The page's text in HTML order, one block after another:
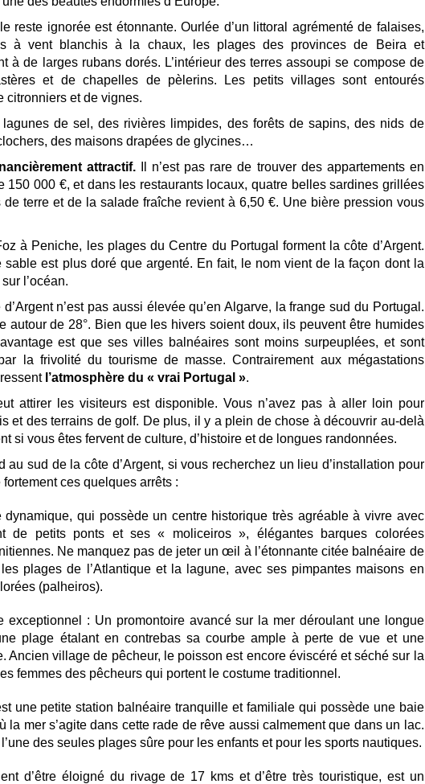
reste ignorée est étonnante. Ourlée d’un littoral agrémenté de falaises,
à vent blanchis à la chaux, les plages des provinces de Beira et
à de larges rubans dorés. L’intérieur des terres assoupi se compose de
et de chapelles de pèlerins. Les petits villages sont entourés
citronniers et de vignes.
de sel, des rivières limpides, des forêts de sapins, des nids de
des maisons drapées de glycines…
attractif. Il n’est pas rare de trouver des appartements en
150 000 €, et dans les restaurants locaux, quatre belles sardines grillées
terre et de la salade fraîche revient à 6,50 €. Une bière pression vous
à Peniche, les plages du Centre du Portugal forment la côte d’Argent.
sable est plus doré que argenté. En fait, le nom vient de la façon dont la
l’océan.
n’est pas aussi élevée qu’en Algarve, la frange sud du Portugal.
autour de 28°. Bien que les hivers soient doux, ils peuvent être humides
est que ses villes balnéaires sont moins surpeuplées, et sont
la frivolité du tourisme de masse. Contrairement aux mégastations
l’atmosphère du « vrai Portugal ».
attirer les visiteurs est disponible. Vous n’avez pas à aller loin pour
et des terrains de golf. De plus, il y a plein de chose à découvrir au-delà
si vous êtes fervent de culture, d’histoire et de longues randonnées.
au sud de la côte d’Argent, si vous recherchez un lieu d’installation pour
ces quelques arrêts :
qui possède un centre historique très agréable à vivre avec
de petits ponts et ses « moliceiros », élégantes barques colorées
Ne manquez pas de jeter un œil à l’étonnante citée balnéaire de
plages de l’Atlantique et la lagune, avec ses pimpantes maisons en
(palheiros).
exceptionnel : Un promontoire avancé sur la mer déroulant une longue
plage étalant en contrebas sa courbe ample à perte de vue et une
Ancien village de pêcheur, le poisson est encore éviscéré et séché sur la
femmes des pêcheurs qui portent le costume traditionnel.
une petite station balnéaire tranquille et familiale qui possède une baie
la mer s’agite dans cette rade de rêve aussi calmement que dans un lac.
des seules plages sûre pour les enfants et pour les sports nautiques.
d’être éloigné du rivage de 17 kms et d’être très touristique, est un